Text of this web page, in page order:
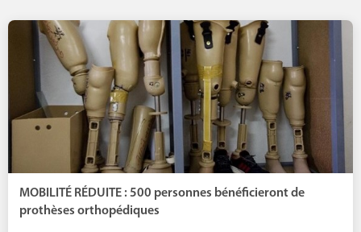
MOBILITÉ RÉDUITE : 500 personnes bénéficieront de
prothèses orthopédiques